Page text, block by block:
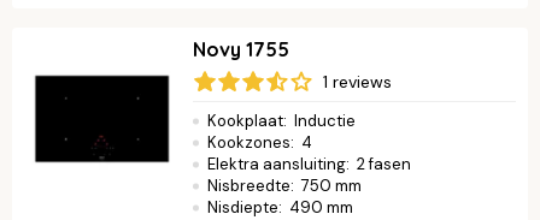
Novy 1755
1 reviews
Kookplaat: Inductie
Kookzones: 4
Elektra aansluiting: 2 fasen
Nisbreedte: 750 mm
Nisdiepte: 490 mm